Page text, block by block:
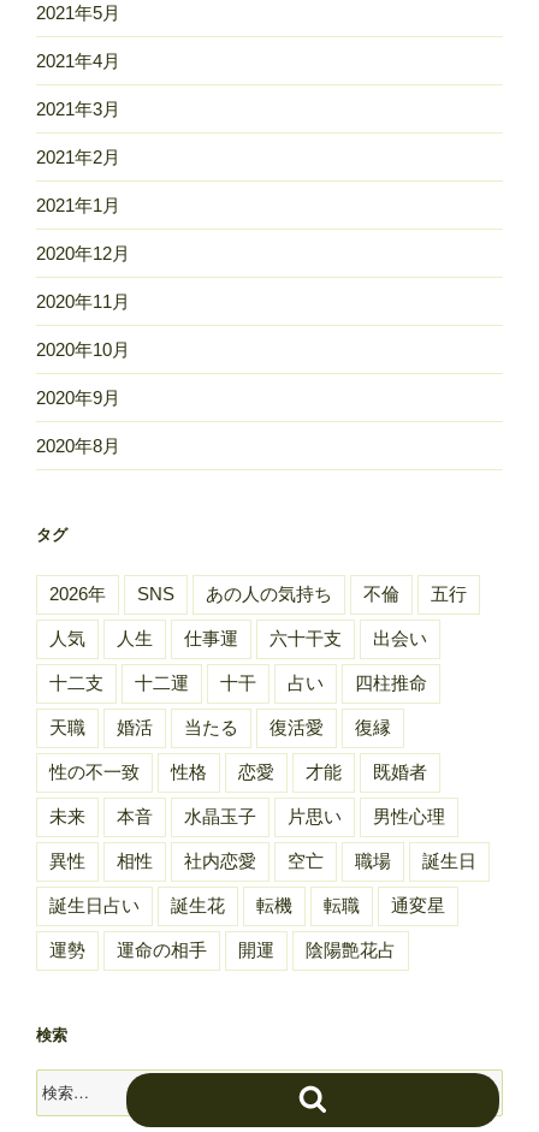
2021年5月
2021年4月
2021年3月
2021年2月
2021年1月
2020年12月
2020年11月
2020年10月
2020年9月
2020年8月
タグ
2026年 SNS あの人の気持ち 不倫 五行
人気 人生 仕事運 六十干支 出会い
十二支 十二運 十干 占い 四柱推命
天職 婚活 当たる 復活愛 復縁
性の不一致 性格 恋愛 才能 既婚者
未来 本音 水晶玉子 片思い 男性心理
異性 相性 社内恋愛 空亡 職場 誕生日
誕生日占い 誕生花 転機 転職 通変星
運勢 運命の相手 開運 陰陽艶花占
検索
検
索:
索